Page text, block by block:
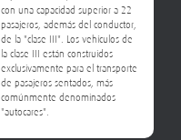
de la "clase III". Los vehículos de
la clase III están construidos
exclusivamente para el transporte
de pasajeros sentados, más
comúnmente denominados
"autocares".